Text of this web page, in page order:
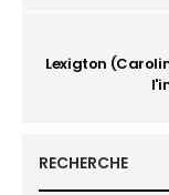
Lexigton
RECHERCHE